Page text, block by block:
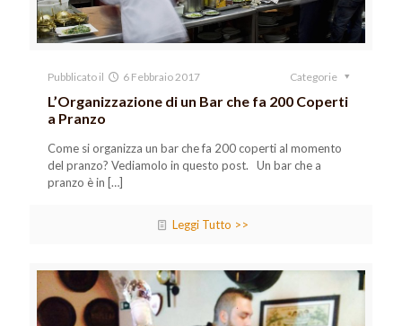
Pubblicato il 6 Febbraio 2017 Categorie
L’Organizzazione di un Bar che fa 200 Coperti
a Pranzo
Come si organizza un bar che fa 200 coperti al momento
del pranzo? Vediamolo in questo post. Un bar che a
pranzo è in […]
Leggi Tutto >>